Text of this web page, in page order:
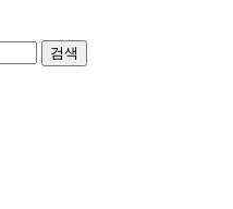
검색